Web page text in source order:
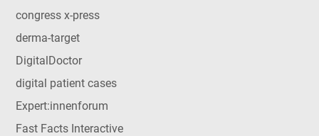
congress x-press
derma-target
DigitalDoctor
digital patient cases
Expert:innenforum
Fast Facts Interactive